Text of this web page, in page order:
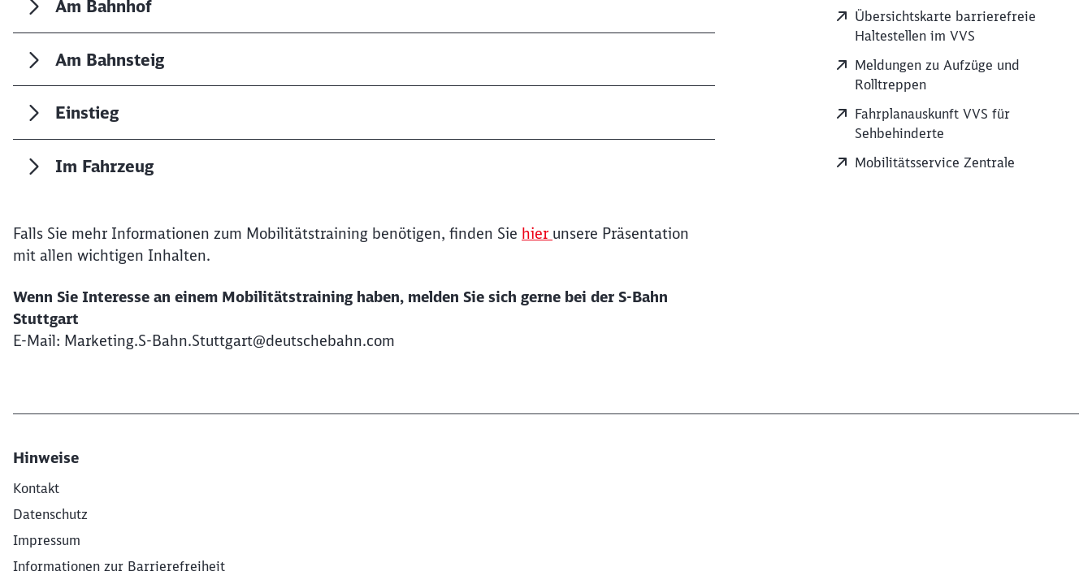
Am Bahnhof
Am Bahnsteig
Einstieg
Im Fahrzeug
Falls Sie mehr Informationen zum Mobilitätstraining benötigen, finden Sie hier unsere Präsentation
mit allen wichtigen Inhalten.
Wenn Sie Interesse an einem Mobilitätstraining haben, melden Sie sich gerne bei der S-Bahn
Stuttgart
E-Mail: Marketing.S-Bahn.Stuttgart@deutschebahn.com
Übersichtskarte barrierefreie
Haltestellen im VVS
Meldungen zu Aufzüge und
Rolltreppen
Fahrplanauskunft VVS für
Sehbehinderte
Mobilitätsservice Zentrale
Hinweise
Kontakt
Datenschutz
Impressum
Informationen zur Barrierefreiheit